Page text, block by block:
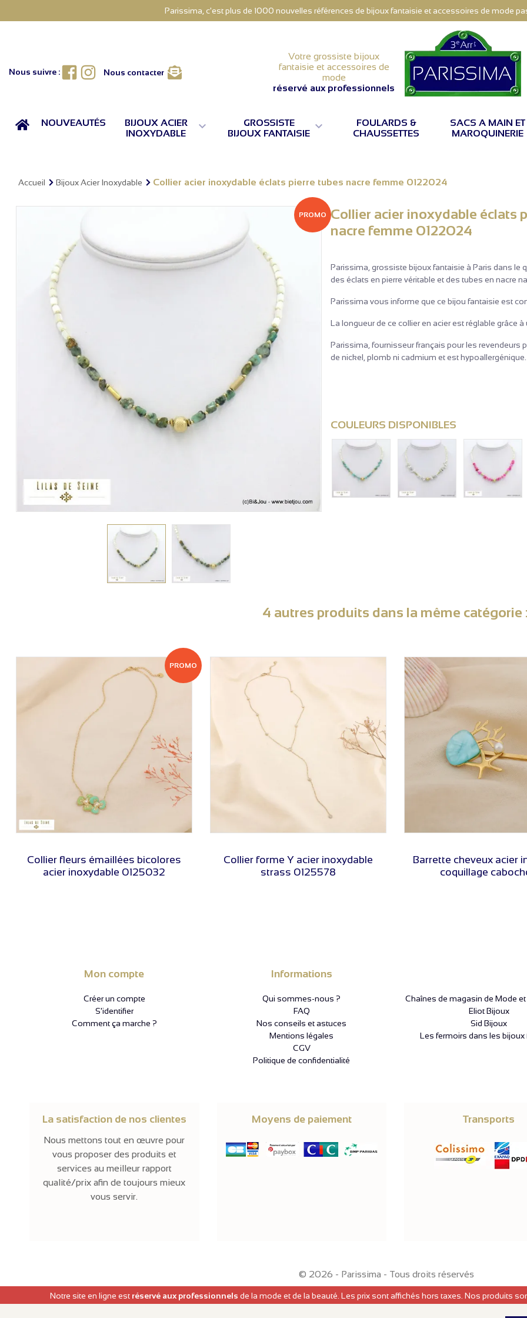
Parissima, c'est plus de 1000 nouvelles références de bijoux fantaisie et accessoires de mode
Nous suivre : Facebook
Instagram
Nous contacter
Votre grossiste bijoux
fantaisie et accessoires de
mode
réservé aux professionnels
ACCUEILNOUVEAUTÉS
BIJOUX ACIER
INOXYDABLE

GROSSISTE
BIJOUX FANTAISIE 
FOULARDS &
CHAUSSETTES
SACS A MAIN ET
MAROQUINERIE
Accueil Bijoux Acier Inoxydable Collier acier inoxydable éclats pierre tubes nacre femme 0122024
PROMO Collier acier inoxydable éclats
nacre femme 0122024
Parissima, grossiste bijoux fantaisie à Paris dans le
des éclats en pierre véritable et des tubes en nacre
Parissima vous informe que ce bijou fantaisie est
La longueur de ce collier en acier est réglable grâce
Parissima, fournisseur français pour les
de nickel, plomb ni cadmium et est hypoallergénique.
COULEURS DISPONIBLES
4 autres produits dans la même catégorie
Collier fleurs émaillées bicolores
acier inoxydable 0125032
PROMO
Collier forme Y acier inoxydable
strass 0125578
Barrette cheveux acier
coquillage
Mon compte
Créer un compte
S'identifier
Comment ça marche ?
Informations
Qui sommes-nous ?
FAQ
Nos conseils et astuces
Mentions légales
CGV
Politique de confidentialité
Chaînes de magasin de Mode et
Eliot Bijoux
Sid Bijoux
Les fermoirs dans les bijoux
La satisfaction de nos clientes
Nous mettons tout en œuvre pour
vous proposer des produits et
services au meilleur rapport
qualité/prix afin de toujours mieux
vous servir.
Moyens de paiement Transports
© 2026 - Parissima - Tous droits réservés
Notre site en ligne est réservé aux professionnels de la mode et de la beauté. Les prix sont affichés hors taxes. Nos produits